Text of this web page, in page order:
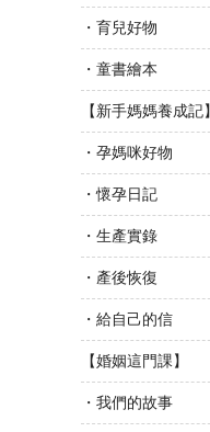
・育兒好物
・童書繪本
【新手媽媽養成記】
・孕媽咪好物
・懷孕日記
・生產實錄
・產後恢復
・給自己的信
【婚姻這門課】
・我們的故事